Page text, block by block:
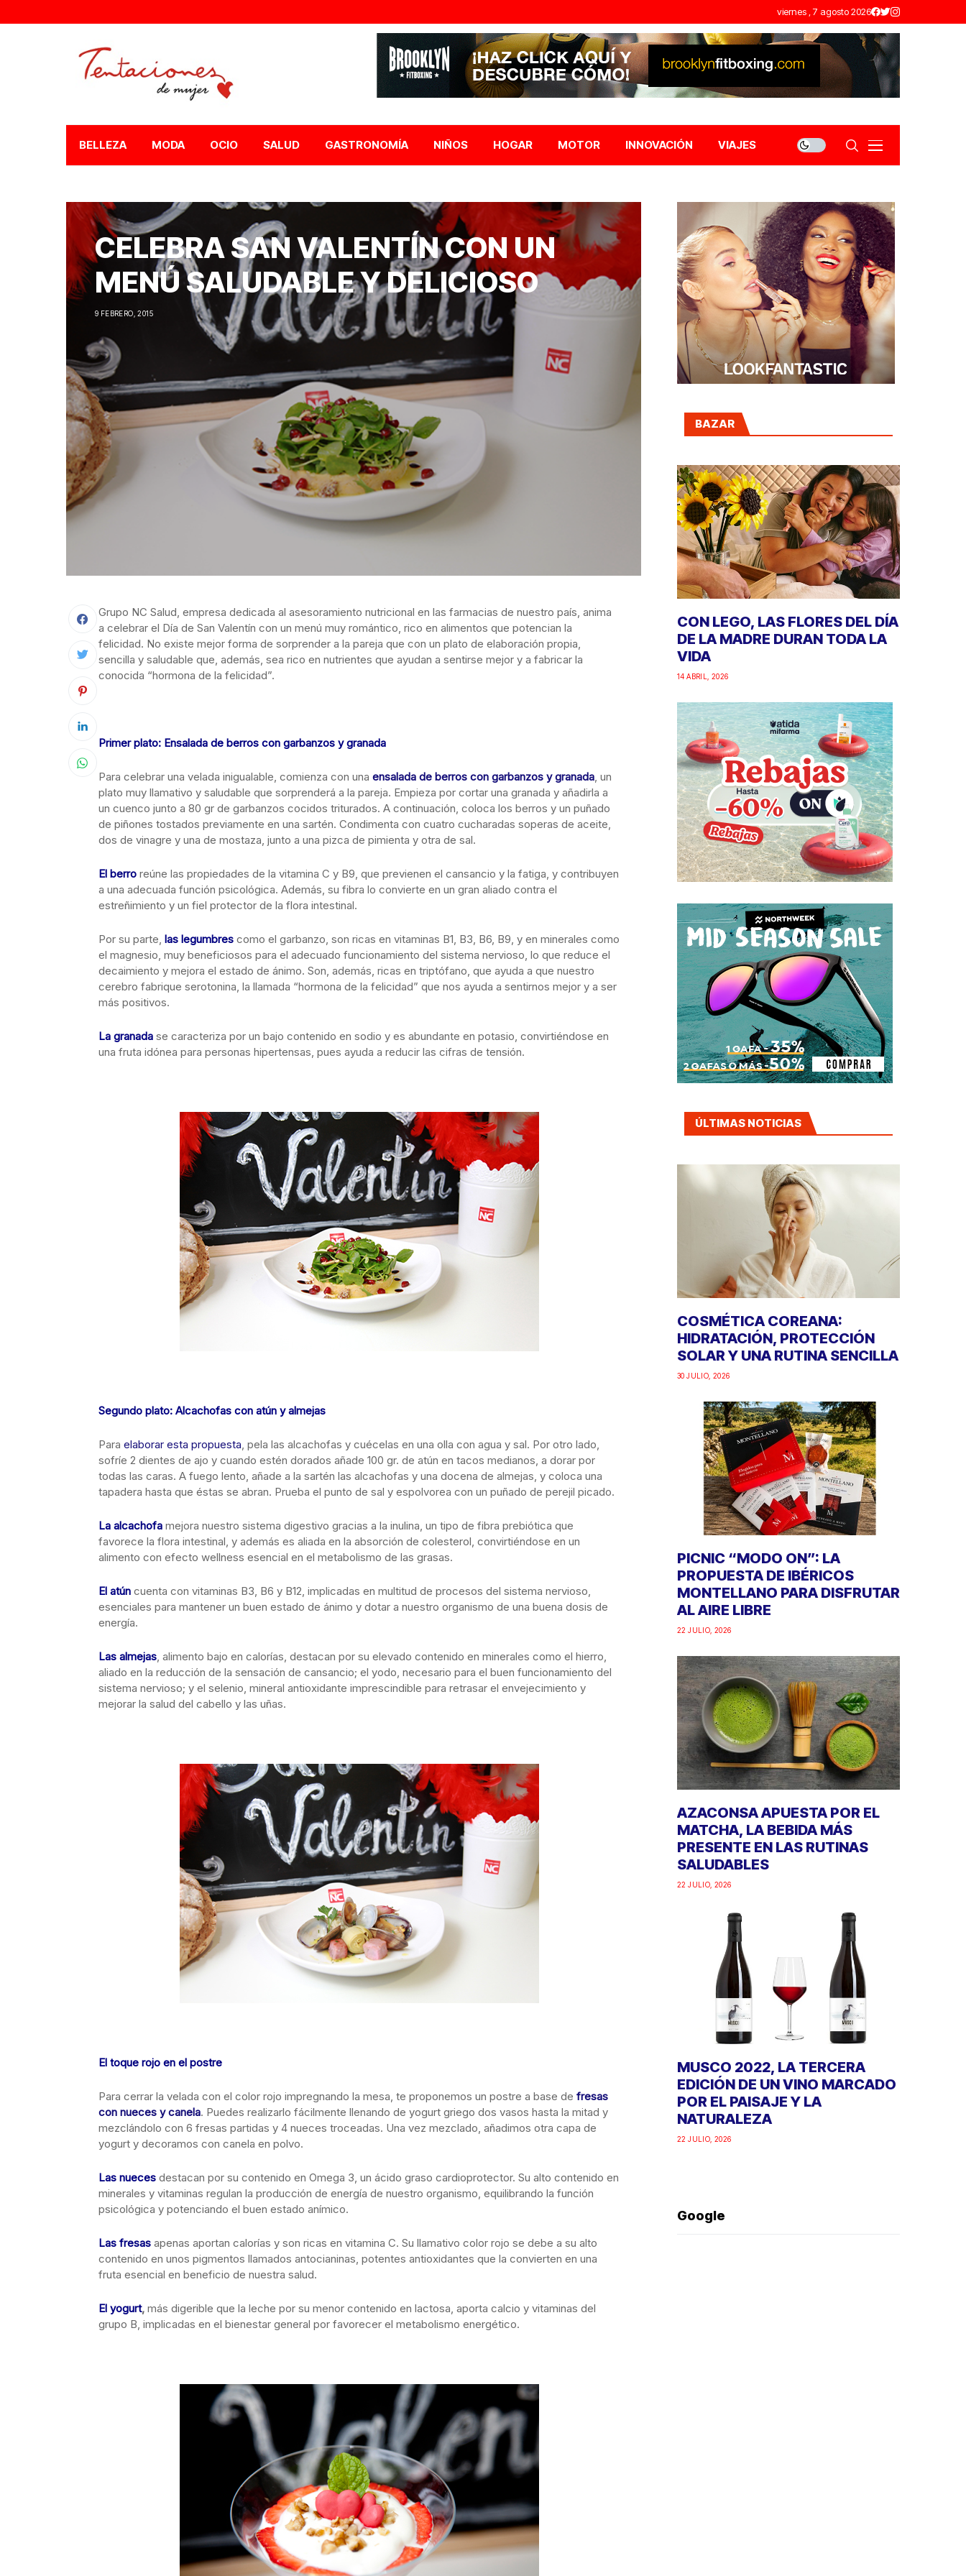
viernes , 7 agosto 2026
BELLEZA MODA OCIO SALUD GASTRONOMÍA NIÑOS HOGAR MOTOR INNOVACIÓN VIAJES
CELEBRA SAN VALENTÍN CON UN
MENÚ SALUDABLE Y DELICIOSO
9 FEBRERO, 2015
Grupo NC Salud, empresa dedicada al asesoramiento nutricional en las farmacias de nuestro país, anima
a celebrar el Día de San Valentín con un menú muy romántico, rico en alimentos que potencian la
felicidad. No existe mejor forma de sorprender a la pareja que con un plato de elaboración propia,
sencilla y saludable que, además, sea rico en nutrientes que ayudan a sentirse mejor y a fabricar la
conocida “hormona de la felicidad”.
Primer plato: Ensalada de berros con garbanzos y granada
Para celebrar una velada inigualable, comienza con una ensalada de berros con garbanzos y granada, un
plato muy llamativo y saludable que sorprenderá a la pareja. Empieza por cortar una granada y añadirla a
un cuenco junto a 80 gr de garbanzos cocidos triturados. A continuación, coloca los berros y un puñado
de piñones tostados previamente en una sartén. Condimenta con cuatro cucharadas soperas de aceite,
dos de vinagre y una de mostaza, junto a una pizca de pimienta y otra de sal.
El berro reúne las propiedades de la vitamina C y B9, que previenen el cansancio y la fatiga, y contribuyen
a una adecuada función psicológica. Además, su fibra lo convierte en un gran aliado contra el
estreñimiento y un fiel protector de la flora intestinal.
Por su parte, las legumbres como el garbanzo, son ricas en vitaminas B1, B3, B6, B9, y en minerales como
el magnesio, muy beneficiosos para el adecuado funcionamiento del sistema nervioso, lo que reduce el
decaimiento y mejora el estado de ánimo. Son, además, ricas en triptófano, que ayuda a que nuestro
cerebro fabrique serotonina, la llamada “hormona de la felicidad” que nos ayuda a sentirnos mejor y a ser
más positivos.
La granada se caracteriza por un bajo contenido en sodio y es abundante en potasio, convirtiéndose en
una fruta idónea para personas hipertensas, pues ayuda a reducir las cifras de tensión.
Segundo plato: Alcachofas con atún y almejas
Para elaborar esta propuesta, pela las alcachofas y cuécelas en una olla con agua y sal. Por otro lado,
sofríe 2 dientes de ajo y cuando estén dorados añade 100 gr. de atún en tacos medianos, a dorar por
todas las caras. A fuego lento, añade a la sartén las alcachofas y una docena de almejas, y coloca una
tapadera hasta que éstas se abran. Prueba el punto de sal y espolvorea con un puñado de perejil picado.
La alcachofa mejora nuestro sistema digestivo gracias a la inulina, un tipo de fibra prebiótica que
favorece la flora intestinal, y además es aliada en la absorción de colesterol, convirtiéndose en un
alimento con efecto wellness esencial en el metabolismo de las grasas.
El atún cuenta con vitaminas B3, B6 y B12, implicadas en multitud de procesos del sistema nervioso,
esenciales para mantener un buen estado de ánimo y dotar a nuestro organismo de una buena dosis de
energía.
Las almejas, alimento bajo en calorías, destacan por su elevado contenido en minerales como el hierro,
aliado en la reducción de la sensación de cansancio; el yodo, necesario para el buen funcionamiento del
sistema nervioso; y el selenio, mineral antioxidante imprescindible para retrasar el envejecimiento y
mejorar la salud del cabello y las uñas.
El toque rojo en el postre
Para cerrar la velada con el color rojo impregnando la mesa, te proponemos un postre a base de fresas
con nueces y canela. Puedes realizarlo fácilmente llenando de yogurt griego dos vasos hasta la mitad y
mezclándolo con 6 fresas partidas y 4 nueces troceadas. Una vez mezclado, añadimos otra capa de
yogurt y decoramos con canela en polvo.
Las nueces destacan por su contenido en Omega 3, un ácido graso cardioprotector. Su alto contenido en
minerales y vitaminas regulan la producción de energía de nuestro organismo, equilibrando la función
psicológica y potenciando el buen estado anímico.
Las fresas apenas aportan calorías y son ricas en vitamina C. Su llamativo color rojo se debe a su alto
contenido en unos pigmentos llamados antocianinas, potentes antioxidantes que la convierten en una
fruta esencial en beneficio de nuestra salud.
El yogurt, más digerible que la leche por su menor contenido en lactosa, aporta calcio y vitaminas del
grupo B, implicadas en el bienestar general por favorecer el metabolismo energético.
BAZAR
CON LEGO, LAS FLORES DEL DÍA
DE LA MADRE DURAN TODA LA
VIDA
14 ABRIL, 2026
ÚLTIMAS NOTICIAS
COSMÉTICA COREANA:
HIDRATACIÓN, PROTECCIÓN
SOLAR Y UNA RUTINA SENCILLA
30 JULIO, 2026
PICNIC “MODO ON”: LA
PROPUESTA DE IBÉRICOS
MONTELLANO PARA DISFRUTAR
AL AIRE LIBRE
22 JULIO, 2026
AZACONSA APUESTA POR EL
MATCHA, LA BEBIDA MÁS
PRESENTE EN LAS RUTINAS
SALUDABLES
22 JULIO, 2026
MUSCO 2022, LA TERCERA
EDICIÓN DE UN VINO MARCADO
POR EL PAISAJE Y LA
NATURALEZA
22 JULIO, 2026
Google